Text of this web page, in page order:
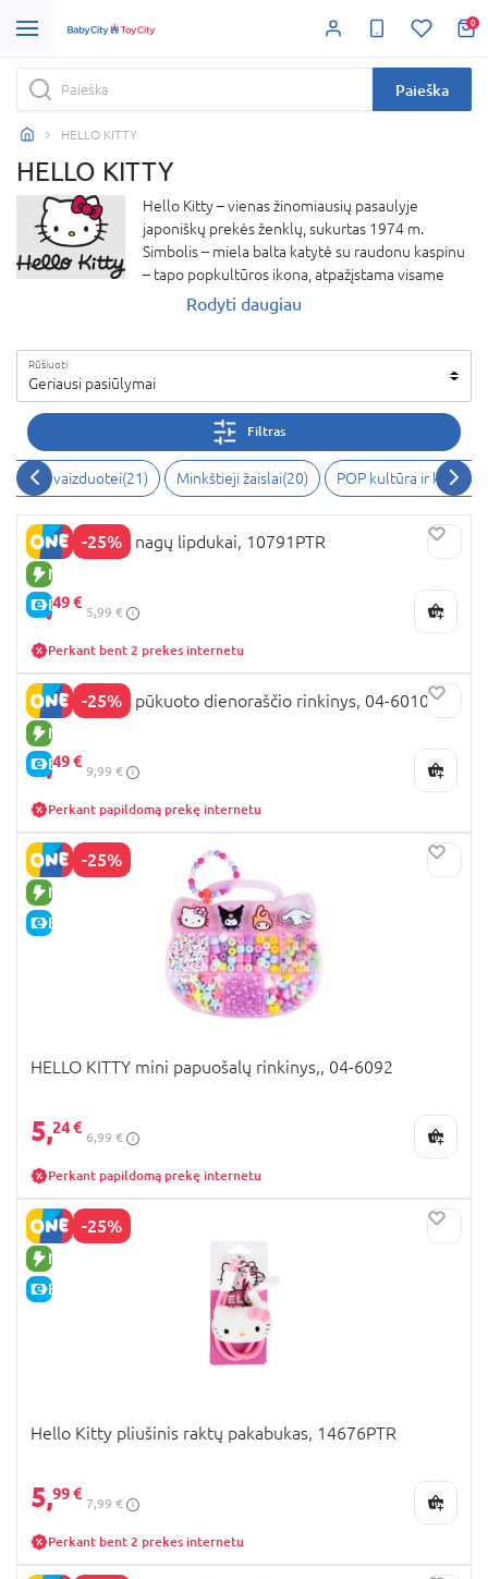
0
Paieška
HELLO KITTY
HELLO KITTY
Hello Kitty – vienas žinomiausių pasaulyje
japoniškų prekės ženklų, sukurtas 1974 m.
Simbolis – miela balta katytė su raudonu kaspinu
– tapo popkultūros ikona, atpažįstama visame
pasaulyje. Hello Kitty atspindi draugiškumą,
prekių, drabužių iki aksesuarų, namų dekoro ir net
kolekcinių daiktų. Hello Kitty produktai pasižymi
žaismingu, spalvingu ir stilingu dizainu, kuris
leidžia kiekvienam rasti kažką sau.
Rodyti daugiau
Rūšiuoti
Geriausi pasiūlymai
Filtras
vaizduotei(21) Minkštieji žaislai(20) POP kultūra ir
-25%
NAUJA PREKĖ
E-KAINA
HELLO KITTY nagų lipdukai, 10791PTR
4,49 €
5,99 €
Perkant bent 2 prekes internetu
-25%
NAUJA PREKĖ
E-KAINA
HELLO KITTY pūkuoto dienoraščio rinkinys, 04-6010
7,49 €
9,99 €
Perkant papildomą prekę internetu
-25%
NAUJA PREKĖ
E-KAINA
HELLO KITTY mini papuošalų rinkinys,, 04-6092
5,24 €
6,99 €
Perkant papildomą prekę internetu
-25%
NAUJA PREKĖ
E-KAINA
Hello Kitty pliušinis raktų pakabukas, 14676PTR
5,99 €
7,99 €
Perkant bent 2 prekes internetu